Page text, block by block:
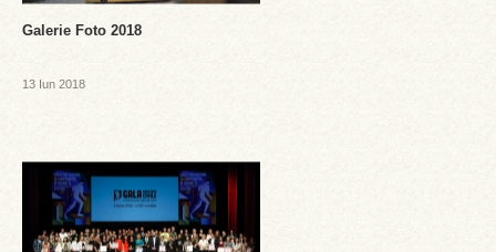
Galerie Foto 2018
13 Iun 2018